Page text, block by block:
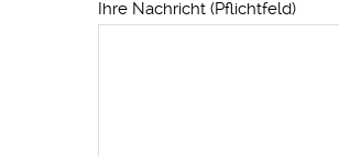
Ihre Nachricht (Pflichtfeld)